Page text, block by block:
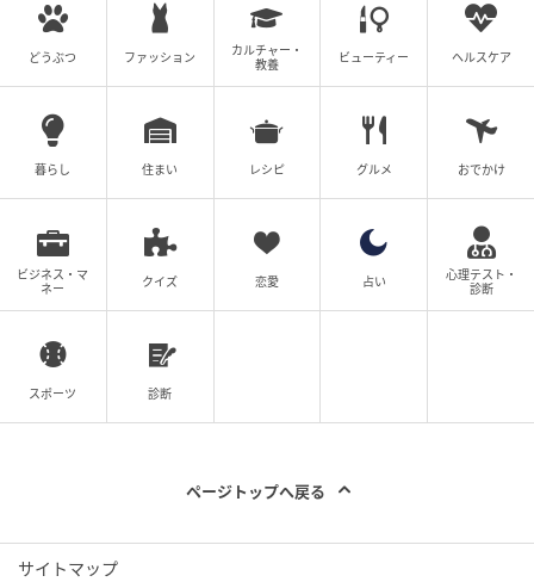
文（編集）：VY
数学とIT技術学習が趣味のWebライター。実用数学技
能検定2級と数学教員免許を取得後、家庭教師や学習支
援スタッフとして数学指導を行ってきた。文系と理系
の別、年齢にとらわれない、誰でも楽しめる数学解説
スピード勝負！他の問題にも挑戦しよう！
【脳トレ】角度を求める方法、覚えてる？→意外と忘
れがちな『図形問題』特集
【脳トレ】角度を求める方法、覚えてる？→意外
と忘れがちな『図形問題』特集
ね？ ねぇ、それでも…
どうぶつ ファッション
カルチャー・
教養
ビューティー ヘルスケア
暮らし 住まい レシピ グルメ おでかけ
ビジネス・マ
ネー
クイズ 恋愛 占い
心理テスト・
診断
スポーツ 診断
ページトップへ戻る
サイトマップ